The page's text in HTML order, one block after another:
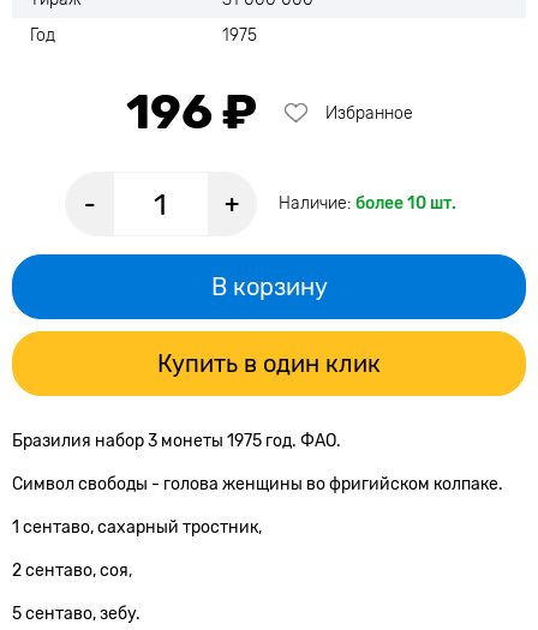
Год
1975
196 ₽ Избранное
- + Наличие: более 10 шт.
В корзину
Купить в один клик
Бразилия набор 3 монеты 1975 год. ФАО.
Символ свободы - голова женщины во фригийском колпаке.
1 сентаво, сахарный тростник,
2 сентаво, соя,
5 сентаво, зебу.